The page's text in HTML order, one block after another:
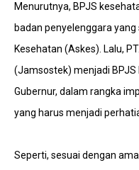
Menurutnya, BPJS
badan penyelenggara
Kesehatan (Askes). Lalu,
(Jamsostek) menjadi
Gubernur, dalam rangka
yang harus menjadi
Seperti, sesuai dengan